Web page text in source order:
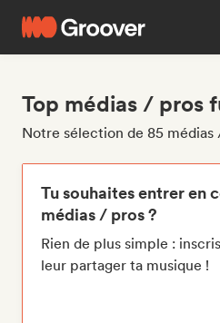
Top médias / pros
Notre sélection de 85
Tu souhaites entrer en
médias / pros ?
Rien de plus simple :
leur partager ta musique !